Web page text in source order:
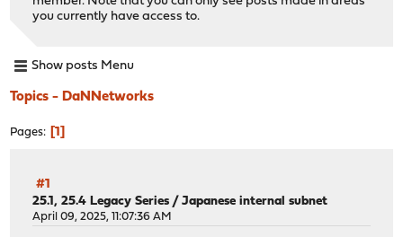
you currently have access to.
Show posts Menu
Topics - DaNNetworks
Pages 1
#1
25.1, 25.4 Legacy Series /Japanese internal subnet
April 09, 2025, 11:07:36 AM